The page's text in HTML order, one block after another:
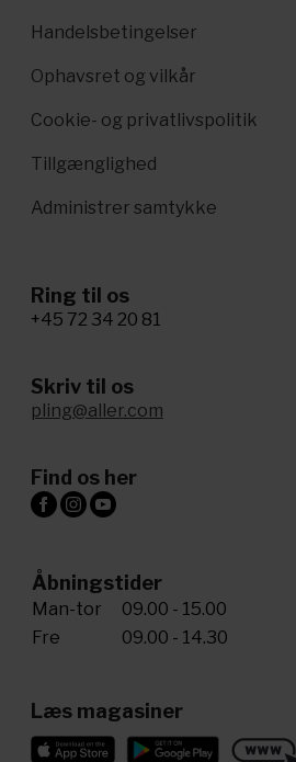
Handelsbetingelser
Ophavsret og vilkår
Cookie- og privatlivspolitik
Tillgænglighed
Administrer samtykke
Ring til os
+45 72 34 20 81
Skriv til os
pling@aller.com
Find os her
Åbningstider
Man-tor
09.00 - 15.00
Fre
09.00 - 14.30
Læs magasiner